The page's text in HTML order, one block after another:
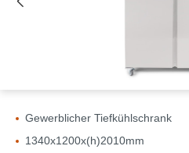
Gewerblicher Tiefkühlschrank
1340x1200x(h)2010mm